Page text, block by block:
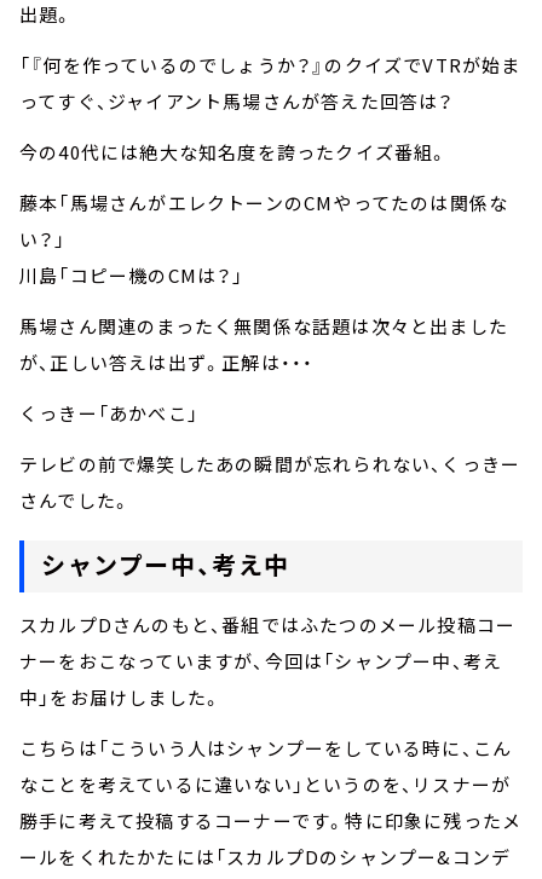
出題。
「『何を作っているのでしょうか？』のクイズでVTRが始ま
ってすぐ、ジャイアント馬場さんが答えた回答は？
今の40代には絶大な知名度を誇ったクイズ番組。
藤本「馬場さんがエレクトーンのCMやってたのは関係な
い？」
川島「コピー機のCMは？」
馬場さん関連のまったく無関係な話題は次々と出ました
が、正しい答えは出ず。正解は・・・
くっきー「あかべこ」
テレビの前で爆笑したあの瞬間が忘れられない、くっきー
さんでした。
シャンプー中、考え中
スカルプDさんのもと、番組ではふたつのメール投稿コー
ナーをおこなっていますが、今回は「シャンプー中、考え
中」をお届けしました。
こちらは「こういう人はシャンプーをしている時に、こん
なことを考えているに違いない」というのを、リスナーが
勝手に考えて投稿するコーナーです。特に印象に残ったメ
ールをくれたかたには「スカルプDのシャンプー&コンデ